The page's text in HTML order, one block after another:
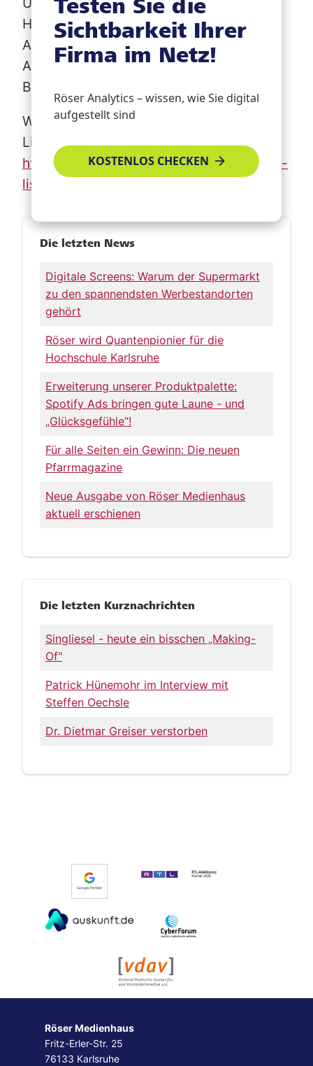
Häufigkeit der Website-Besuche:+ 11%
Anzahl von Anrufern:
+ 6%
Anzahl der Detailaufrufe des Google
Business Profils:
Weitere Informationen zum Röser Local
Listing sind abrufbar unter
https://www.roeser-medienhaus.de/local-
listing/
Die letzten News
Digitale Screens: Warum der Supermarkt
zu den spannendsten Werbestandorten
gehört
Röser wird Quantenpionier für die
Hochschule Karlsruhe
Erweiterung unserer Produktpalette:
Spotify Ads bringen gute Laune - und
„Glücksgefühle“!
Für alle Seiten ein Gewinn: Die neuen
Pfarrmagazine
Neue Ausgabe von Röser Medienhaus
aktuell erschienen
Die letzten Kurznachrichten
Singliesel - heute ein bisschen „Making-
Of"
Patrick Hünemohr im Interview mit
Steffen Oechsle
Dr. Dietmar Greiser verstorben
Röser Medienhaus
Fritz-Erler-Str. 25
76133 Karlsruhe
Testen Sie die
Sichtbarkeit Ihrer
Firma im Netz!
Röser Analytics – wissen, wie Sie digital
aufgestellt sind
KOSTENLOS CHECKEN